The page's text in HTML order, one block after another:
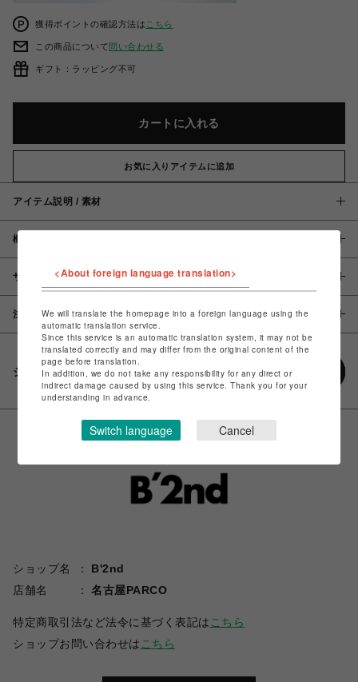
獲得ポイントの確認方法は こちら
この商品について問い合わせる
ギフト：ラッピング不可
カートに入れる
お気に入りアイテムに追加
アイテム説明 / 素材
概要
サイズ
注意事項
シェアする
ショップ名
B'2nd
店舗名
名古屋PARCO
特定商取引法など法令に基づく表記は こちら
ショップお問い合わせは こちら
<About foreign language translation>
We will translate the homepage into a foreign language using the
automatic translation service.
Since this service is an automatic translation system, it may not be
translated correctly and may differ from the original content of the
page before translation.
In addition, we do not take any responsibility for any direct or
indirect damage caused by using this service. Thank you for your
understanding in advance.
Switch language Cancel